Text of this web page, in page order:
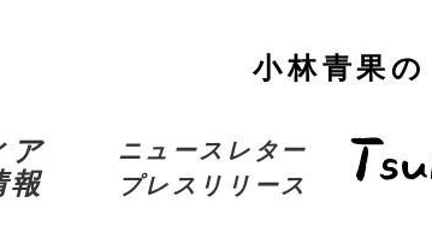
小林青果の
ア
報
ニュースレター
プレスリリース